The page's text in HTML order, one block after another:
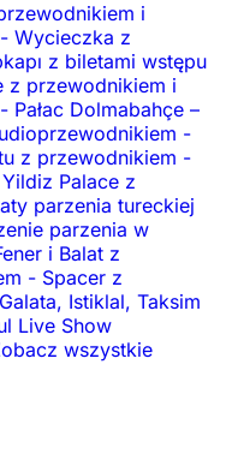
i
- Wycieczka z
z biletami wstępu
z przewodnikiem i
- Pałac Dolmabahçe –
-
z przewodnikiem -
Palace z
parzenia tureckiej
parzenia w
i Balat z
- Spacer z
Istiklal, Taksim
Live Show
wszystkie